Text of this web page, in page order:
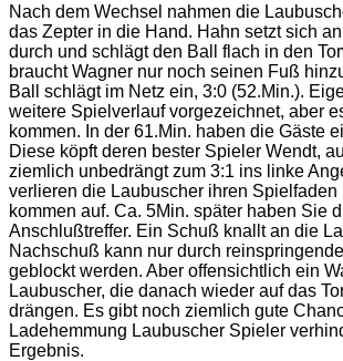
Nach dem Wechsel nahmen die
das Zepter in die Hand. Hahn setzt sich
durch und schlägt den Ball flach in den
braucht Wagner nur noch seinen Fuß
Ball schlägt im Netz ein, 3:0 (52.Min.).
weitere Spielverlauf vorgezeichnet, aber
kommen. In der 61.Min. haben die Gäste
Diese köpft deren bester Spieler Wendt,
ziemlich unbedrängt zum 3:1 ins linke
verlieren die Laubuscher ihren Spielfaden
kommen auf. Ca. 5Min. später haben Sie
Anschlußtreffer. Ein Schuß knallt an die
Nachschuß kann nur durch
geblockt werden. Aber offensichtlich ein
Laubuscher, die danach wieder auf das
drängen. Es gibt noch ziemlich gute
Ladehemmung Laubuscher Spieler
Ergebnis.